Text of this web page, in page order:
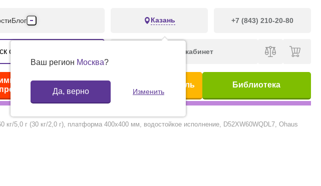
Блог
Производители
Партнеры
Контакты
Казань +7 (843) 210-20-80
Ваш регион Москва?
Да, верно Изменить
Личный кабинет
реактивы,
препараты, наборы
Предметный указатель Библиотека
кг/5,0 г (30 кг/2,0 г), платформа 400х400 мм, водостойкое исполнение, D52XW60WQDL7, Ohaus